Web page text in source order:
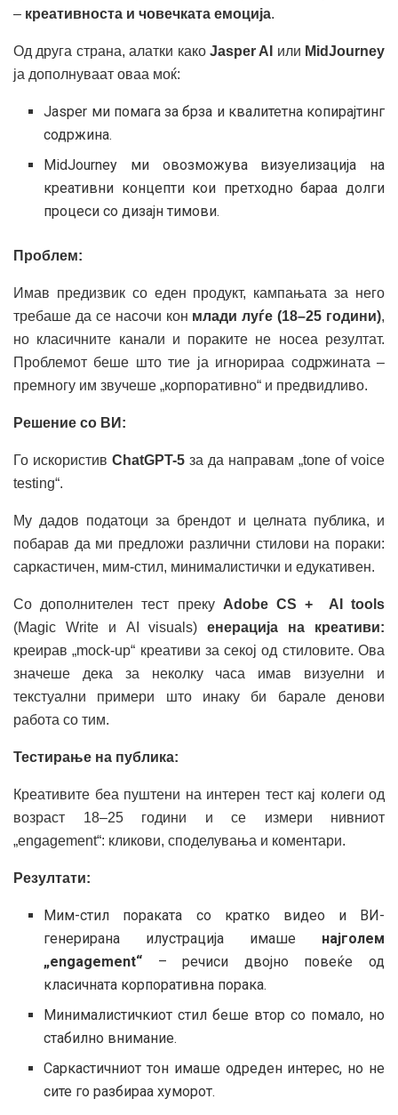
– креативноста и човечката емоција.
Од друга страна, алатки како Jasper AI или MidJourney
ја дополнуваат оваа моќ:
Jasper ми помага за брза и квалитетна копирајтинг
содржина.
MidJourney ми овозможува визуелизација на
креативни концепти кои претходно бараа долги
процеси со дизајн тимови.
Проблем:
Имав предизвик со еден продукт, кампањата за него
требаше да се насочи кон млади луѓе (18–25 години),
но класичните канали и пораките не носеа резултат.
Проблемот беше што тие ја игнорираа содржината –
премногу им звучеше „корпоративно“ и предвидливо.
Решение со ВИ:
Го искористив ChatGPT-5 за да направам „tone of voice
testing“.
Му дадов податоци за брендот и целната публика, и
побарав да ми предложи различни стилови на пораки:
саркастичен, мим-стил, минималистички и едукативен.
Со дополнителен тест преку Adobe CS + AI tools
(Magic Write и AI visuals)енерација на креативи:
креирав „mock-up“ креативи за секој од стиловите. Ова
значеше дека за неколку часа имав визуелни и
текстуални примери што инаку би барале денови
работа со тим.
Тестирање на публика:
Креативите беа пуштени на интерен тест кај колеги од
возраст 18–25 години и се измери нивниот
„engagement“: кликови, споделувања и коментари.
Резултати:
Мим-стил пораката со кратко видео и ВИ-
генерирана илустрација имаше најголем
„engagement“ – речиси двојно повеќе од
класичната корпоративна порака.
Минималистичкиот стил беше втор со помало, но
стабилно внимание.
Саркастичниот тон имаше одреден интерес, но не
сите го разбираа хуморот.